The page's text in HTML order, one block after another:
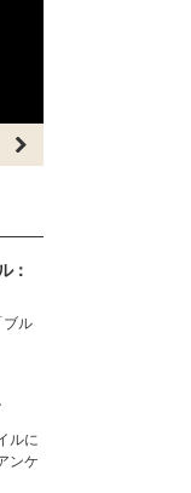
：
ル
ルに
ンケ